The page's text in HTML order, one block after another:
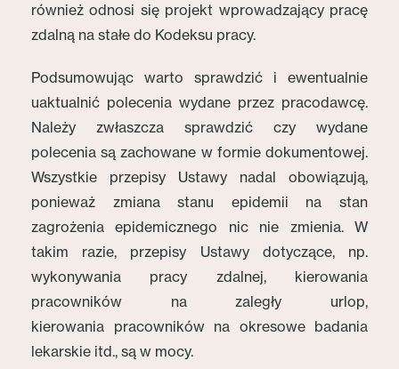
również odnosi się projekt wprowadzający pracę
zdalną na stałe do Kodeksu pracy.
Podsumowując warto sprawdzić i ewentualnie
uaktualnić polecenia wydane przez pracodawcę.
Należy zwłaszcza sprawdzić czy wydane
polecenia są zachowane w formie dokumentowej.
Wszystkie przepisy Ustawy nadal obowiązują,
ponieważ zmiana stanu epidemii na stan
zagrożenia epidemicznego nic nie zmienia. W
takim razie, przepisy Ustawy dotyczące, np.
wykonywania pracy zdalnej, kierowania
pracowników na zaległy urlop,
kierowania pracowników na okresowe badania
lekarskie itd., są w mocy.